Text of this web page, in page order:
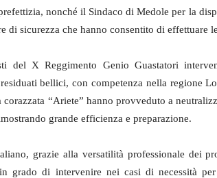
nonché il Sindaco di Medole per la
di sicurezza che hanno consentito di effettuare
del X Reggimento Genio Guastatori
bellici, con competenza nella regione
corazzata “Ariete” hanno provveduto a
grande efficienza e preparazione.
grazie alla versatilità professionale dei
grado di intervenire nei casi di necessità